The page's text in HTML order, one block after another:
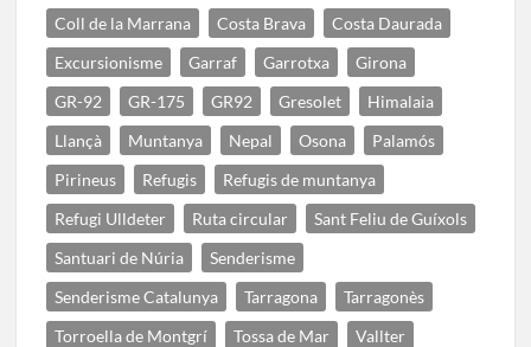
Coll de la Marrana
Costa Brava
Costa Daurada
Excursionisme
Garraf Garrotxa
Girona
GR-92
GR-175 GR92 Gresolet
Himalaia
Llançà
Muntanya Nepal Osona
Palamós
Pirineus
Refugis
Refugis de muntanya
Refugi Ulldeter
Ruta circular
Sant Feliu de Guíxols
Santuari de Núria
Senderisme
Senderisme Catalunya
Tarragona
Tarragonès
Torroella de Montgrí
Tossa de Mar
Vallter